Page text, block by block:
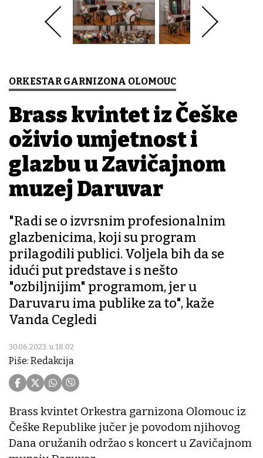
ORKESTAR GARNIZONA OLOMOUC
Brass kvintet iz Češke
oživio umjetnost i
glazbu u Zavičajnom
muzej Daruvar
"Radi se o izvrsnim profesionalnim
glazbenicima, koji su program
prilagodili publici. Voljela bih da se
idući put predstave i s nešto
"ozbiljnijim" programom, jer u
Daruvaru ima publike za to", kaže
Vanda Cegledi
30.06.2023. u 18:02
Piše: Redakcija
Brass kvintet Orkestra garnizona Olomouc iz
Češke Republike jučer je povodom njihovog
Dana oružanih održao s koncert u Zavičajnom